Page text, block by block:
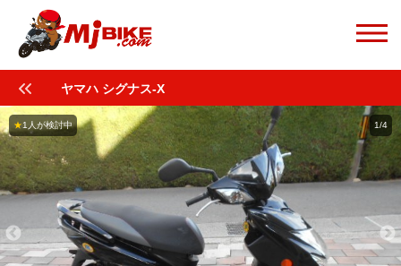
ヤマハ シグナス-X
1/4
★1人が検討中